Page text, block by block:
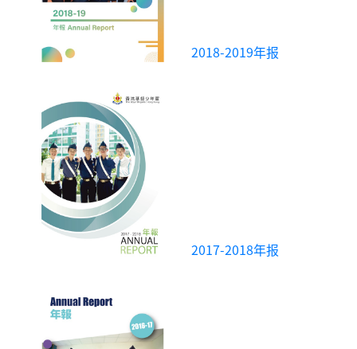
2018-2019年报
2017-2018年报